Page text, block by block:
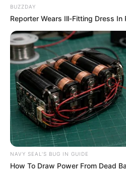
BUZZDAY
Reporter Wears Ill-Fitting Dress In
NAVY SEAL'S BUG IN GUIDE
How To Draw Power From Dead